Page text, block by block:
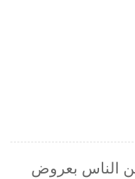
من الناس بعروض